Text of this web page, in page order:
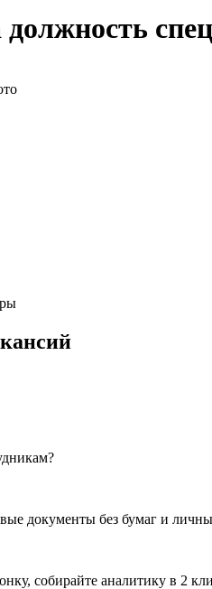
документы без бумаг и
собирайте аналитику в 2